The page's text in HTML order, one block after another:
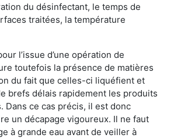
du désinfectant, le temps de
traitées, la température
l’issue d’une opération de
toutefois la présence de matières
du fait que celles-ci liquéfient et
brefs délais rapidement les produits
Dans ce cas précis, il est donc
un décapage vigoureux. Il ne faut
à grande eau avant de veiller à